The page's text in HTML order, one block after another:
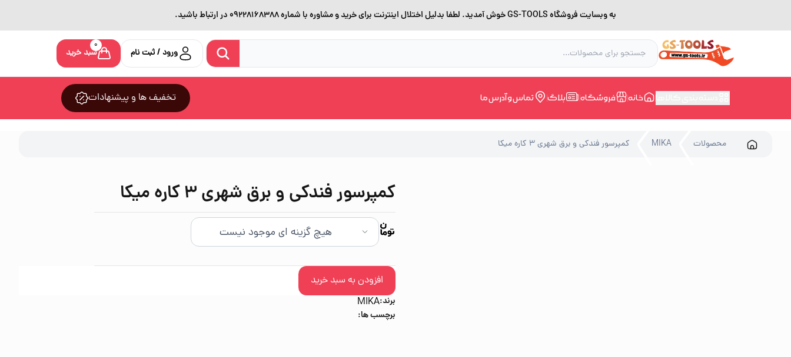
به وبسایت فروشگاه GS-TOOLS خوش آمدید. لطفا بدلیل اختلال اینترنت برای خرید و مشاوره با شماره 09228168388 در ارتباط باشید.
ورود / ثبت نام
0
سبد خرید
خانه فروشگاه بلاگ تماس و آدرس ما تخفیف ها و پیشنهادات
محصولات MIKA کمپرسور فندکی و برق شهری 3 کاره میکا
کمپرسور فندکی و برق شهری 3 کاره میکا
افزودن به سبد خرید
برند:MIKA
برچسب ها: